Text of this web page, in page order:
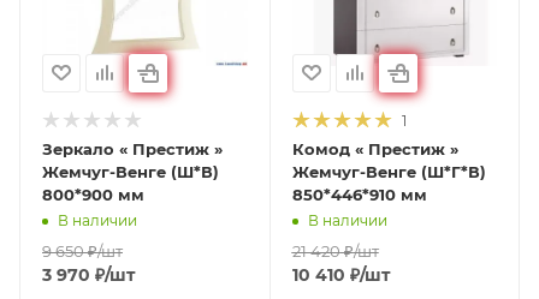
Зеркало « Престиж »
Жемчуг-Венге (Ш*В)
800*900 мм
В наличии
9 650₽/шт
3 970 ₽/шт
1
Комод « Престиж »
Жемчуг-Венге (Ш*Г*В)
850*446*910 мм
В наличии
21 420₽/шт
10 410 ₽/шт